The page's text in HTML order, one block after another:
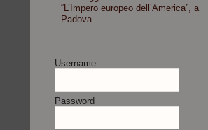
“L’Impero europeo dell’America”, a
Padova
Username
Password